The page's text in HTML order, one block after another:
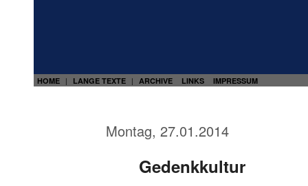
HOME | LANGE TEXTE | ARCHIVE LINKS IMPRESSUM
Montag, 27.01.2014
Gedenkkultur